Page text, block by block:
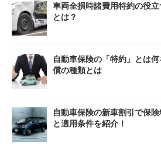
車両全損時諸費用特約の役
とは？
自動車保険の「特約」とは
償の種類とは
自動車保険の新車割引で保
と適用条件を紹介！